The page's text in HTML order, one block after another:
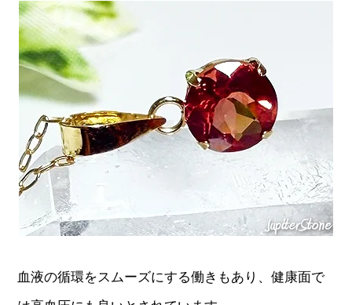
血液の循環をスムーズにする働きもあり、健康面で